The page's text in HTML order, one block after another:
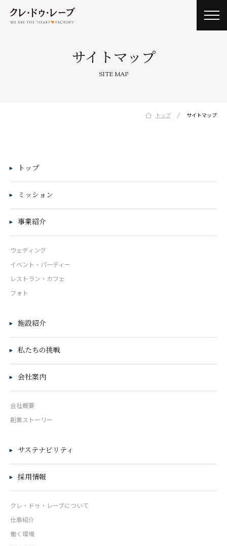
サイトマップ
SITE MAP
トップ / サイトマップ
トップ
ミッション
事業紹介
ウェディング
イベント・パーティー
レストラン・カフェ
フォト
施設紹介
私たちの挑戦
会社案内
会社概要
創業ストーリー
サステナビリティ
採用情報
クレ・ドゥ・レーブについて
仕事紹介
働く環境